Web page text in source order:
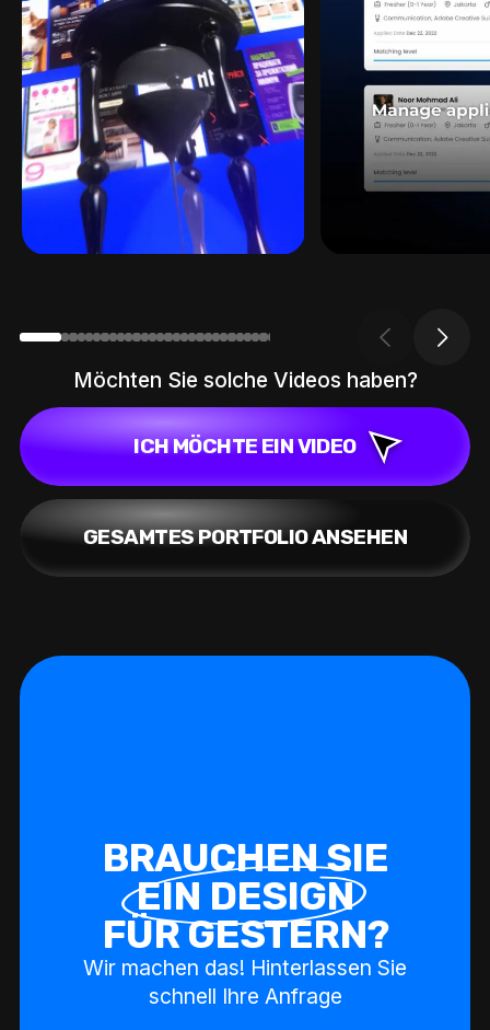
Möchten Sie solche Videos haben?
ICH MÖCHTE EIN VIDEO
GESAMTES PORTFOLIO ANSEHEN
BRAUCHENSIE
EIN DESIGN
FÜRGESTERN?
Wir machen das! Hinterlassen Sie
schnell Ihre Anfrage